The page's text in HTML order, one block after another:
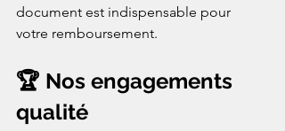
document est indispensable pour
votre remboursement.
🏆 Nos engagements
qualité